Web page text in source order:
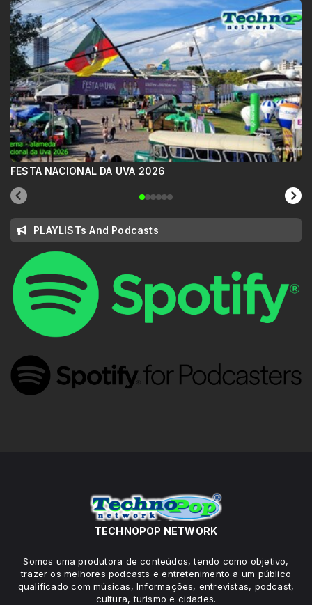
FESTA NACIONAL DA UVA 2026
PLAYLISTs And Podcasts
TECHNOPOP NETWORK
Somos uma produtora de conteúdos, tendo como objetivo,
trazer os melhores podcasts e entretenimento a um público
qualificado com músicas, Informações, entrevistas, podcast,
cultura, turismo e cidades.